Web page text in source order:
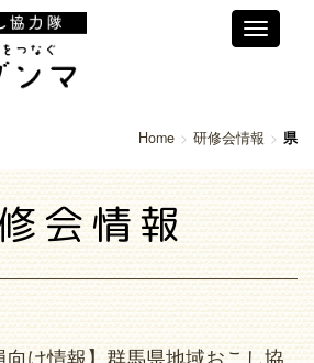
Toggle
Home 研修会情報 県
会情報
向け情報】群馬県地域おこし協